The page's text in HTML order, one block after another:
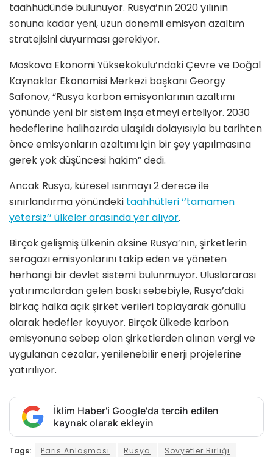
taahhüdünde bulunuyor. Rusya’nın 2020 yılının
sonuna kadar yeni, uzun dönemli emisyon azaltım
stratejisini duyurması gerekiyor.
Moskova Ekonomi Yüksekokulu’ndaki Çevre ve Doğal
Kaynaklar Ekonomisi Merkezi başkanı Georgy
Safonov, “Rusya karbon emisyonlarının azaltımı
yönünde yeni bir sistem inşa etmeyi erteliyor. 2030
hedeflerine halihazırda ulaşıldı dolayısıyla bu tarihten
önce emisyonların azaltımı için bir şey yapılmasına
gerek yok düşüncesi hakim” dedi.
Ancak Rusya, küresel ısınmayı 2 derece ile
sınırlandırma yönündeki taahhütleri ‘‘tamamen
yetersiz’’ ülkeler arasında yer alıyor.
Birçok gelişmiş ülkenin aksine Rusya’nın, şirketlerin
seragazı emisyonlarını takip eden ve yöneten
herhangi bir devlet sistemi bulunmuyor. Uluslararası
yatırımcılardan gelen baskı sebebiyle, Rusya’daki
birkaç halka açık şirket verileri toplayarak gönüllü
olarak hedefler koyuyor. Birçok ülkede karbon
emisyonuna sebep olan şirketlerden alınan vergi ve
uygulanan cezalar, yenilenebilir enerji projelerine
yatırılıyor.
İklim Haber'i Google'da tercih edilen
kaynak olarak ekleyin
Tags: Paris Anlaşması Rusya Sovyetler Birliği